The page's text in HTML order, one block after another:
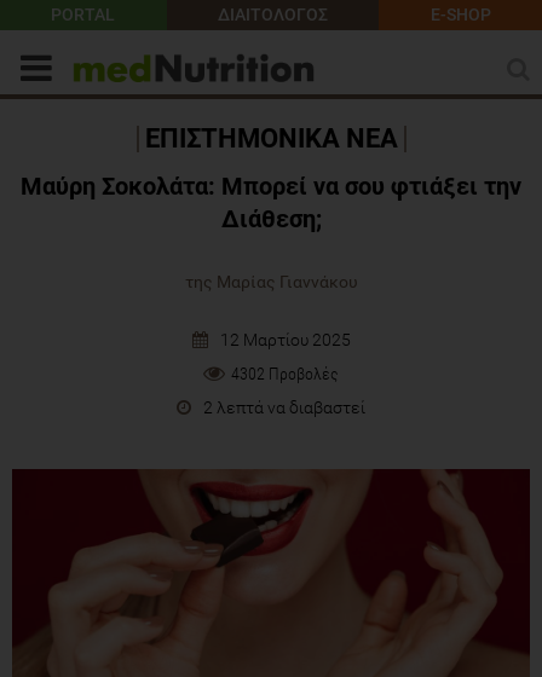
PORTAL ΔΙΑΙΤΟΛΟΓΟΣ E-SHOP
ΕΠΙΣΤΗΜΟΝΙΚΑ ΝΕΑ
Μαύρη Σοκολάτα: Μπορεί να σου φτιάξει την
Διάθεση;
της Μαρίας Γιαννάκου
12 Μαρτίου 2025
4302 Προβολές
2 λεπτά να διαβαστεί